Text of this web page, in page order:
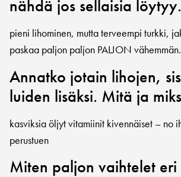
nähdä jos sellaisia löytyy.
pieni lihominen, mutta terveempi turkki,
paskaa paljon paljon PALJON vähemmän.
Annatko jotain lihojen,
luiden lisäksi. Mitä ja
kasviksia öljyt vitamiinit kivennäiset – no
perustuen
Miten paljon vaihtelet eri